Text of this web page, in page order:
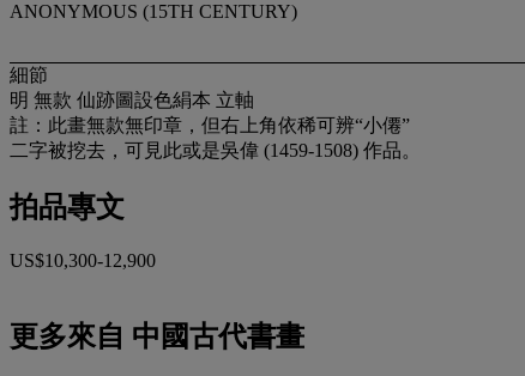
ANONYMOUS (15TH CENTURY)
細節
明 無款 仙跡圖設色絹本 立軸
註：此畫無款無印章，但右上角依稀可辨“小僊”
二字被挖去，可見此或是吳偉 (1459-1508) 作品。
拍品專文
US$10,300-12,900
更多來自 中國古代書畫